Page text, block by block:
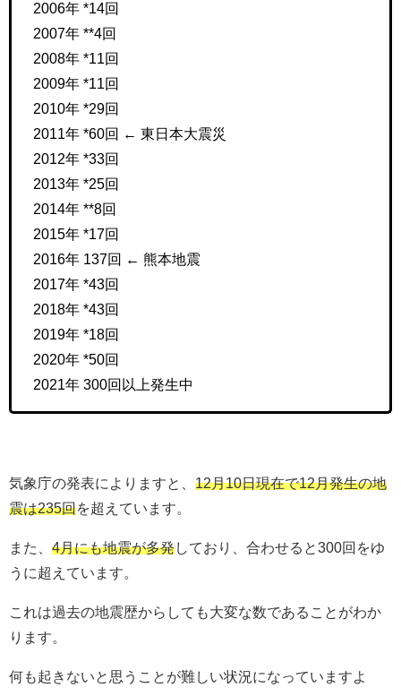
2006年 *14回
2007年 **4回
2008年 *11回
2009年 *11回
2010年 *29回
2011年 *60回 ← 東日本大震災
2012年 *33回
2013年 *25回
2014年 **8回
2015年 *17回
2016年 137回 ← 熊本地震
2017年 *43回
2018年 *43回
2019年 *18回
2020年 *50回
2021年 300回以上発生中
気象庁の発表によりますと、 12月10日現在で12月発生の地
震は235回を超えています。
また、 4月にも地震が多発しており、合わせると300回をゆ
うに超えています。
これは過去の地震歴からしても大変な数であることがわか
ります。
何も起きないと思うことが難しい状況になっていますよ